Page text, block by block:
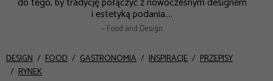
i estetyką podania....
– Food and Design
DESIGN FOOD GASTRONOMIA INSPIRACJE
PRZEPISY
RYNEK